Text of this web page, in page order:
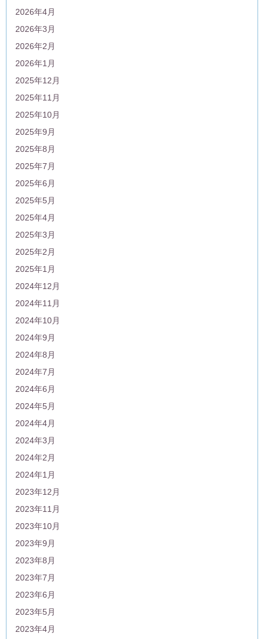
2026年4月
2026年3月
2026年2月
2026年1月
2025年12月
2025年11月
2025年10月
2025年9月
2025年8月
2025年7月
2025年6月
2025年5月
2025年4月
2025年3月
2025年2月
2025年1月
2024年12月
2024年11月
2024年10月
2024年9月
2024年8月
2024年7月
2024年6月
2024年5月
2024年4月
2024年3月
2024年2月
2024年1月
2023年12月
2023年11月
2023年10月
2023年9月
2023年8月
2023年7月
2023年6月
2023年5月
2023年4月